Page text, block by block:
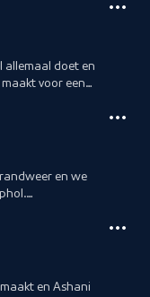
allemaal doet en
voor een
en we
en Ashani